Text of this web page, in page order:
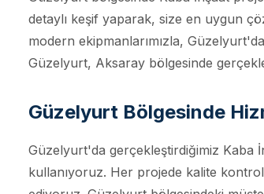
detaylı keşif yaparak, size en uygun
modern ekipmanlarımızla,
Güzelyurt, Aksaray bölgesinde
Güzelyurt Bölgesinde
Güzelyurt'da gerçekleştirdiğimiz Kaba
kullanıyoruz. Her projede kalite